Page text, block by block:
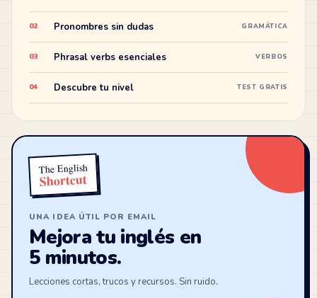
02 Pronombres sin dudas GRAMÁTICA
03 Phrasal verbs esenciales VERBOS
04 Descubre tu nivel TEST GRATIS
The English
Shortcut
UNA IDEA ÚTIL POR EMAIL
Mejora tu inglés en
5 minutos.
Lecciones cortas, trucos y recursos. Sin ruido.